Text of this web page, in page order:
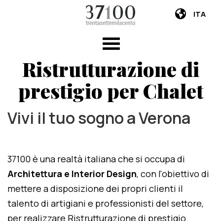
ITA
Ristrutturazione di
prestigio per Chalet
Vivi il tuo sogno a Verona
37100 è una realtà italiana che si occupa di
Architettura e Interior Design, con l'obiettivo di
mettere a disposizione dei propri clienti il
talento di artigiani e professionisti del settore,
per realizzare Ristrutturazione di prestigio.